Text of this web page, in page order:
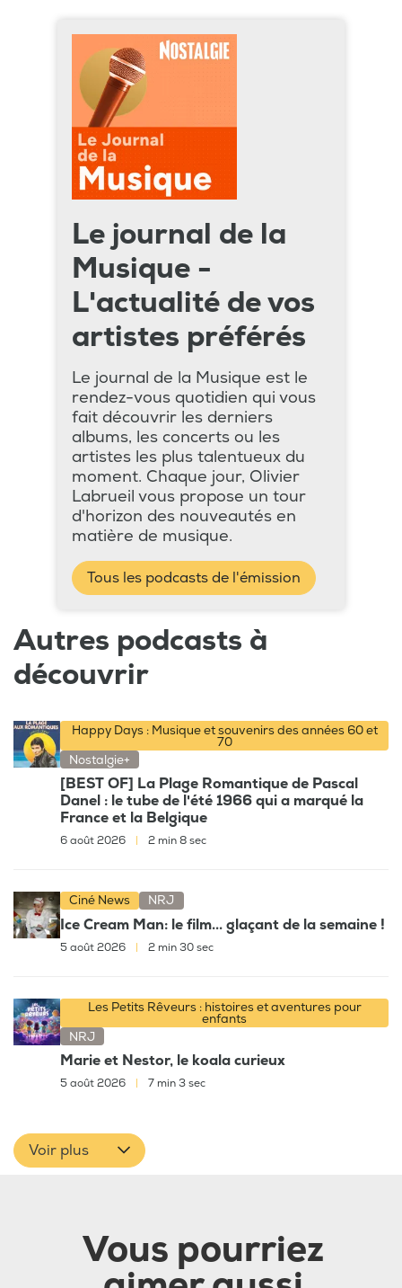
Le journal de la
Musique -
L'actualité de vos
artistes préférés
Le journal de la Musique est le
rendez-vous quotidien qui vous
fait découvrir les derniers
albums, les concerts ou les
artistes les plus talentueux du
moment. Chaque jour, Olivier
Labrueil vous propose un tour
d'horizon des nouveautés en
matière de musique.
Tous les podcasts de l'émission
Autres podcasts à
découvrir
Happy Days : Musique et souvenirs des années 60 et
70
Nostalgie+
[BEST OF] La Plage Romantique de Pascal
Danel : le tube de l'été 1966 qui a marqué la
France et la Belgique
6 août 2026 2 min 8 sec
Ciné News NRJ
Ice Cream Man: le film... glaçant de la semaine !
5 août 2026 | 2 min 30 sec
Les Petits Rêveurs : histoires et aventures pour
enfants
NRJ
Marie et Nestor, le koala curieux
5 août 2026 7 min 3 sec
Voir plus
Vous pourriez